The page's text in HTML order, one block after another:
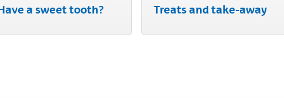
/ ausblenden
a sweet tooth? Treats and take-away